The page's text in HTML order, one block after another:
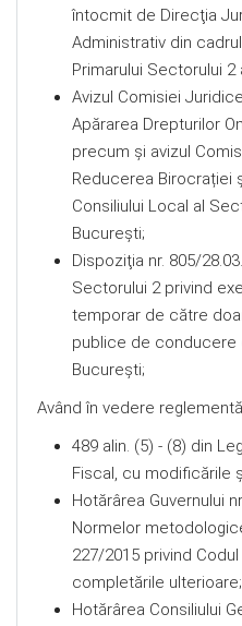
întocmit de Direcţia
Administrativ din
Primarului Sectorului 2
Avizul Comisiei
Apărarea Drepturilor
precum şi avizul
Reducerea Birocrației
Consiliului Local al
Bucureşti;
Dispoziţia nr. 805/
Sectorului 2 privind
temporar de către
publice de conducere
Bucureşti;
Având în vedere
489 alin. (5) - (8) din
Fiscal, cu modificările
Hotărârea Guvernului
Normelor
227/2015 privind
completările ulterioare;
Hotărârea Consiliului